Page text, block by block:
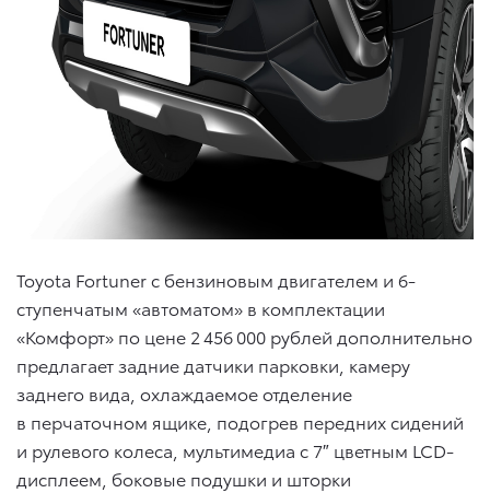
Toyota Fortuner с бензиновым двигателем и 6-
ступенчатым «автоматом» в комплектации
«Комфорт» по цене 2 456 000 рублей дополнительно
предлагает задние датчики парковки, камеру
заднего вида, охлаждаемое отделение
в перчаточном ящике, подогрев передних сидений
и рулевого колеса, мультимедиа с 7″ цветным LCD-
дисплеем, боковые подушки и шторки